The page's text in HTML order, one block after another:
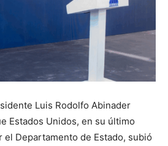
Luis Rodolfo Abinader
Estados Unidos, en su último
el Departamento de Estado, subió